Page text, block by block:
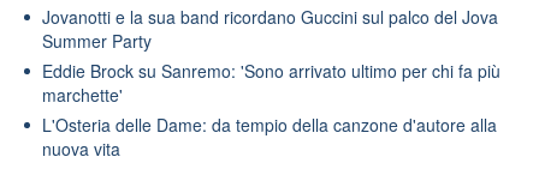
Jovanotti e la sua band ricordano Guccini sul palco del Jova
Summer Party
Eddie Brock su Sanremo: 'Sono arrivato ultimo per chi fa più
marchette'
L'Osteria delle Dame: da tempio della canzone d'autore alla
nuova vita